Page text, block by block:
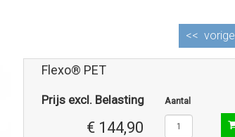
<< vorige
Flexo® PET
Prijs excl. Belasting
€ 144,90
Aantal